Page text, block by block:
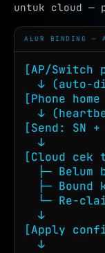
untuk cloud —
ALUR BINDING —
[AP/Switch
↓ (auto-
[Phone
↓
[Send: SN +
  ↓
[Cloud cek
├─ Belum
├─ Bound
└─ Re-
  ↓
[Apply
  ↓